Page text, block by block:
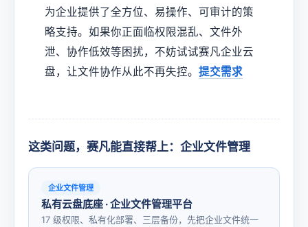
为企业提供了全方位、易操作、可审计的策
略支持。如果你正面临权限混乱、文件外
泄、协作低效等困扰，不妨试试赛凡企业云
盘，让文件协作从此不再失控。 提交需求
这类问题，赛凡能直接帮上：企业文件管理
企业文件管理
私有云盘底座 · 企业文件管理平台
17 级权限、私有化部署、三层备份，先把企业文件统一